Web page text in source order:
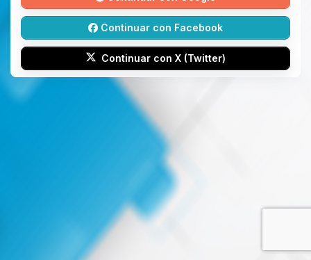
Continuar con Facebook
Continuar con X (Twitter)